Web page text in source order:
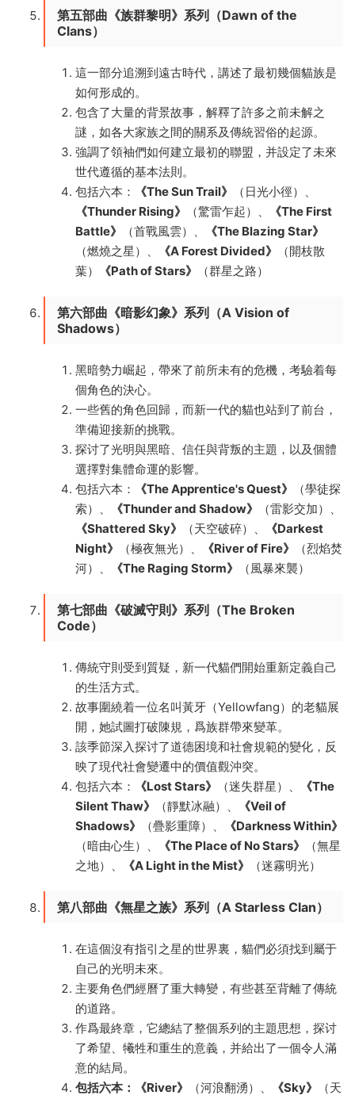
第五部曲《族群黎明》系列（Dawn of the
Clans）
這一部分追溯到遠古時代，講述了最初幾個貓族是
如何形成的。
包含了大量的背景故事，解釋了許多之前未解之
謎，如各大家族之間的關系及傳統習俗的起源。
強調了領袖們如何建立最初的聯盟，并設定了未來
世代遵循的基本法則。
包括六本：
《The Sun Trail》
（日光小徑）、
《Thunder Rising》
（驚雷乍起）、
《The First
Battle》
（首戰風雲）、
《The Blazing Star》
（燃燒之星）、
《A Forest Divided》
（開枝散
葉）
《Path of Stars》 （群星之路）
第六部曲《暗影幻象》系列（A Vision of
Shadows）
黑暗勢力崛起，帶來了前所未有的危機，考驗着每
個角色的決心。
一些舊的角色回歸，而新一代的貓也站到了前台，
準備迎接新的挑戰。
探讨了光明與黑暗、信任與背叛的主題，以及個體
選擇對集體命運的影響。
包括六本：
《The Apprentice's Quest》
（學徒探
索）、
《Thunder and Shadow》
（雷影交加）、
《Shattered Sky》
（天空破碎）、
《Darkest
Night》
（極夜無光）、 《River of Fire》
（烈焰焚
河）、
《The Raging Storm》 （風暴來襲）
第七部曲《破滅守則》系列（The Broken
Code）
傳統守則受到質疑，新一代貓們開始重新定義自己
的生活方式。
故事圍繞着一位名叫黃牙（Yellowfang）的老貓展
開，她試圖打破陳規，爲族群帶來變革。
該季節深入探讨了道德困境和社會規範的變化，反
映了現代社會變遷中的價值觀沖突。
包括六本：
《Lost Stars》 （迷失群星）、
《The
Silent Thaw》
（靜默冰融）、
《Veil of
Shadows》
（疊影重障）、
《Darkness Within》
（暗由心生）、
《The Place of No Stars》
（無星
之地）、
《A Light in the Mist》 （迷霧明光）
第八部曲《無星之族》系列（A Starless Clan）
在這個沒有指引之星的世界裏，貓們必須找到屬于
自己的光明未來。
主要角色們經曆了重大轉變，有些甚至背離了傳統
的道路。
作爲最終章，它總結了整個系列的主題思想，探讨
了希望、犧牲和重生的意義，并給出了一個令人滿
意的結局。
包括六本：《River》
（河浪翻湧）、 《Sky》
（天